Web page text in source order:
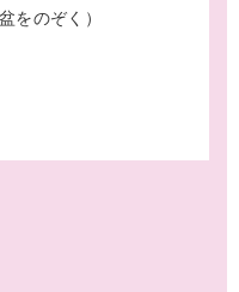
をのぞく）